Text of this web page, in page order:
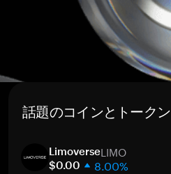
話題のコインとトークン
LimoverseLIMO
$0.00 8.00%